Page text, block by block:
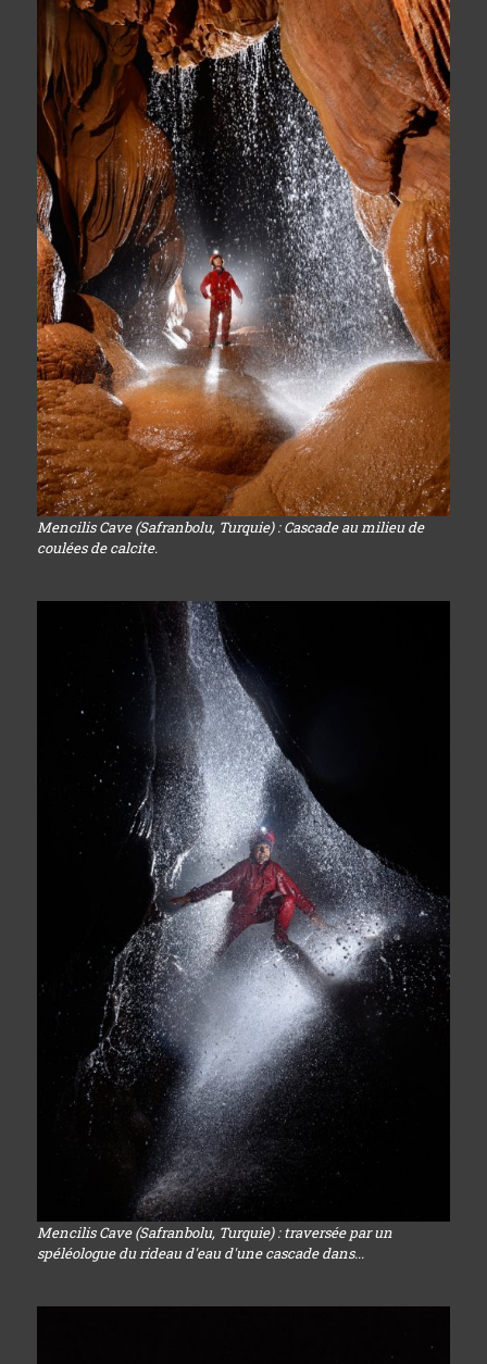
Mencilis Cave (Safranbolu, Turquie) : Cascade au milieu de
coulées de calcite.
Mencilis Cave (Safranbolu, Turquie) : traversée par un
spéléologue du rideau d'eau d'une cascade dans...